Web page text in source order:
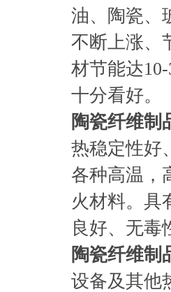
油、陶瓷、
不断上涨、
材节能达
十分看好。
陶瓷纤维制
热稳定性好
各种高温，
火材料。具
良好、无毒
陶瓷纤维制
设备及其他